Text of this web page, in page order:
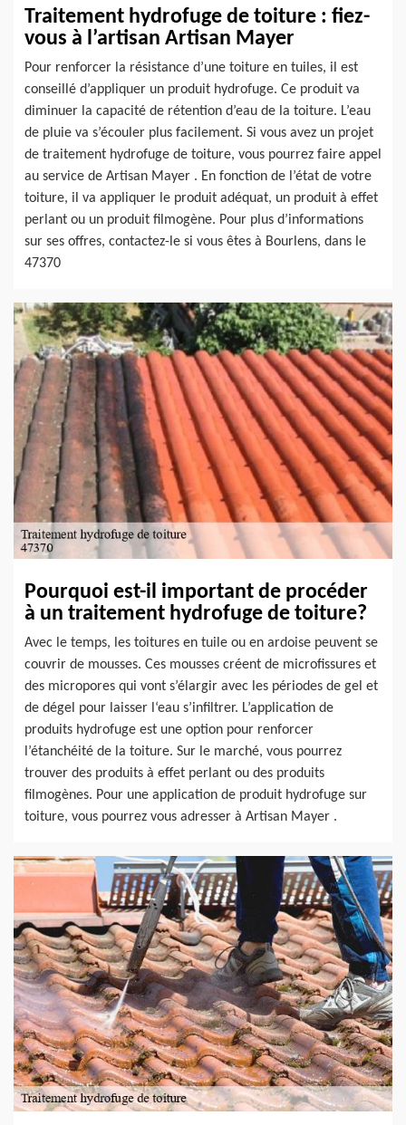
Traitement hydrofuge de toiture : fiez-
vous à l’artisan Artisan Mayer
Pour renforcer la résistance d’une toiture en tuiles, il est
conseillé d’appliquer un produit hydrofuge. Ce produit va
diminuer la capacité de rétention d’eau de la toiture. L’eau
de pluie va s’écouler plus facilement. Si vous avez un projet
de traitement hydrofuge de toiture, vous pourrez faire appel
au service de Artisan Mayer . En fonction de l’état de votre
toiture, il va appliquer le produit adéquat, un produit à effet
perlant ou un produit filmogène. Pour plus d’informations
sur ses offres, contactez-le si vous êtes à Bourlens, dans le
47370
Pourquoi est-il important de procéder
à un traitement hydrofuge de toiture?
Avec le temps, les toitures en tuile ou en ardoise peuvent se
couvrir de mousses. Ces mousses créent de microfissures et
des micropores qui vont s’élargir avec les périodes de gel et
de dégel pour laisser l‘eau s’infiltrer. L’application de
produits hydrofuge est une option pour renforcer
l’étanchéité de la toiture. Sur le marché, vous pourrez
trouver des produits à effet perlant ou des produits
filmogènes. Pour une application de produit hydrofuge sur
toiture, vous pourrez vous adresser à Artisan Mayer .